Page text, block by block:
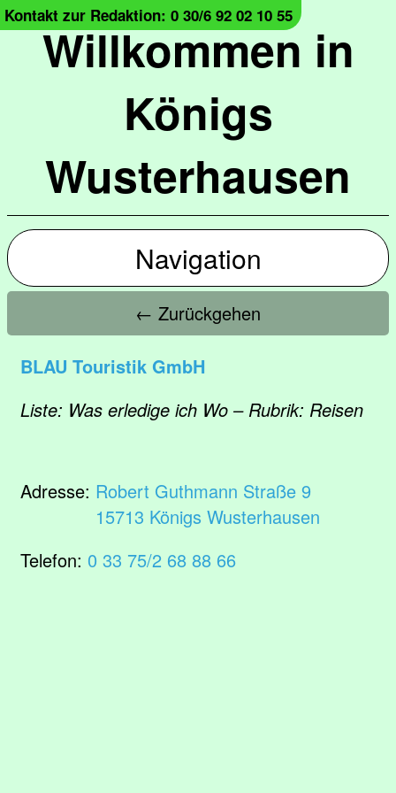
Willkommen in
Königs
Wusterhausen
Kontakt zur Redaktion: 0 30/6 92 02 10 55
Navigation
← Zurückgehen
BLAU Touristik GmbH
Liste: Was erledige ich Wo – Rubrik: Reisen
Adresse: Robert Guthmann Straße 9
15713 Königs Wusterhausen
Telefon: 0 33 75/2 68 88 66